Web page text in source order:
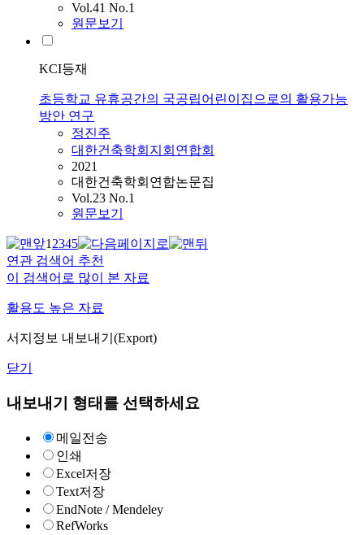
Vol.41 No.1
원문보기
KCI등재
초등학교 유휴공간의 국공립어린이집으로의 활용가능
방안 연구
정진주
대한건축학회지회연합회
2021
대한건축학회연합논문집
Vol.23 No.1
원문보기
12345
연관 검색어 추천
이 검색어로 많이 본 자료
활용도 높은 자료
서지정보 내보내기(Export)
닫기
내보내기 형태를 선택하세요
메일전송
인쇄
Excel저장
Text저장
EndNote / Mendeley
RefWorks